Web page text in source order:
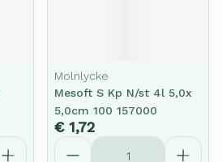
Molnlycke
Mesoft S Kp N/st 4l 5,0x
5,0cm 100 157000
€ 1,72
Aantal